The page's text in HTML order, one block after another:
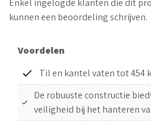
kunnen een beoordeling schrijven.
Voordelen
Til en kantel vaten tot 454
De robuuste constructie
veiligheid bij het hanteren